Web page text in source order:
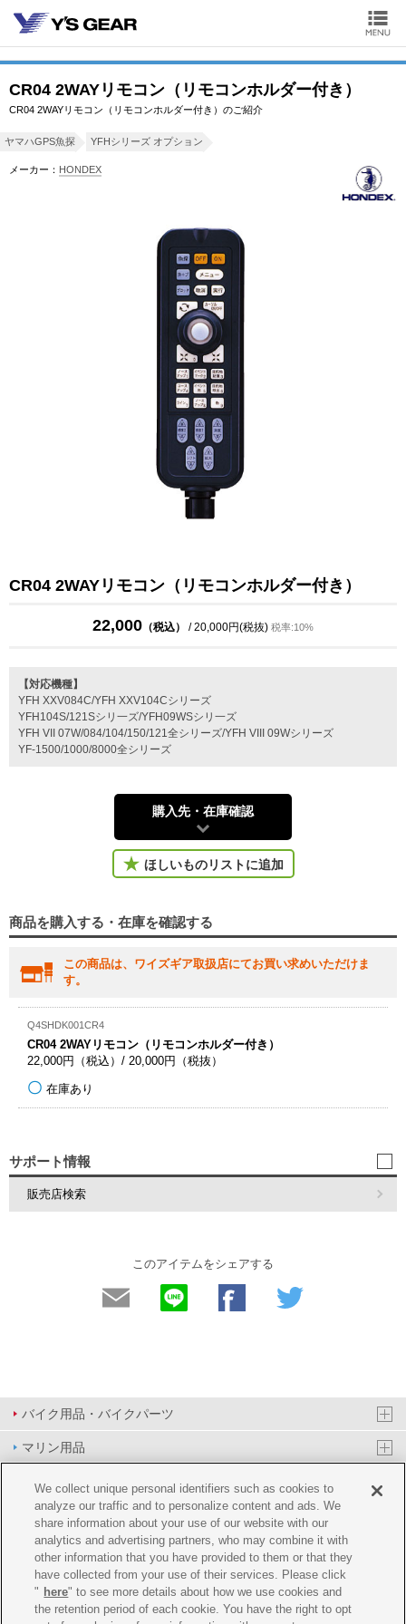
CR04 2WAYリモコン（リモコンホルダー付き）
CR04 2WAYリモコン（リモコンホルダー付き）のご紹介
ヤマハGPS魚探 YFHシリーズ オプション
メーカー： HONDEX
CR04 2WAYリモコン（リモコンホルダー付き）
22,000 （税込） / 20,000円(税抜) 税率:10%
【対応機種】
YFH XXV084C/YFH XXV104Cシリーズ
YFH104S/121Sシリ一ズ/YFH09WSシリ一ズ
YFH VII 07W/084/104/150/121全シリーズ/YFH VIII 09Wシリーズ
YF-1500/1000/8000全シリーズ
購入先・在庫確認
ほしいものリストに追加
商品を購入する・在庫を確認する
この商品は、ワイズギア取扱店にてお買い求めいただけま
す。
Q4SHDK001CR4
CR04 2WAYリモコン（リモコンホルダー付き）
22,000円（税込）/ 20,000円（税抜）
在庫あり
サポート情報
販売店検索
このアイテムをシェアする
バイク用品・バイクパーツ
マリン用品
PAS/YPJ用品
その他用品
イベント&エンターテイメント
オンラインショップ
企業情報
We collect unique personal identifiers such as cookies to
analyze our traffic and to personalize content and ads. We
share information about your use of our website with our
analytics and advertising partners, who may combine it with
other information that you have provided to them or that they
have collected from your use of their services. Please click
" here" to see more details about how we use cookies and
the retention period of each cookie. You have the right to opt